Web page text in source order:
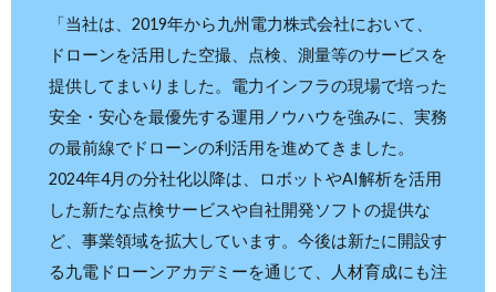
「当社は、2019年から九州電力株式会社において、
ドローンを活用した空撮、点検、測量等のサービスを
提供してまいりました。電力インフラの現場で培った
安全・安心を最優先する運用ノウハウを強みに、実務
の最前線でドローンの利活用を進めてきました。
2024年4月の分社化以降は、ロボットやAI解析を活用
した新たな点検サービスや自社開発ソフトの提供な
ど、事業領域を拡大しています。今後は新たに開設す
る九電ドローンアカデミーを通じて、人材育成にも注